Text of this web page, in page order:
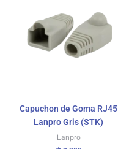
Capuchon de Goma RJ45
Lanpro Gris (STK)
Lanpro